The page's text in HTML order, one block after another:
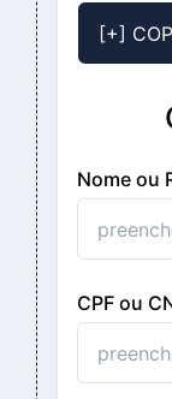
[+]
Nome ou
CPF ou